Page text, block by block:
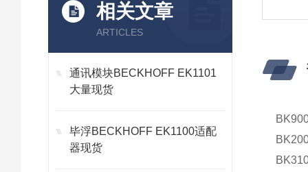
相关文章
ARTICLES
通讯模块BECKHOFF EK1101
大量现货
毕浮BECKHOFF EK1100适配
器现货